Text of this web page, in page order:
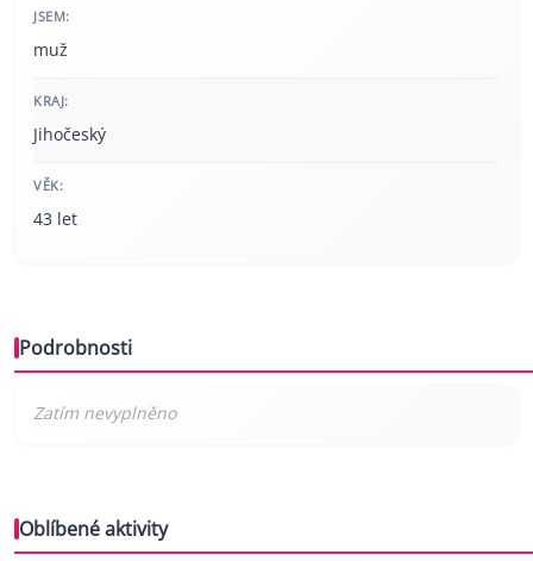
JSEM:
muž
KRAJ:
Jihočeský
VĚK:
43 let
Podrobnosti
Oblíbené aktivity